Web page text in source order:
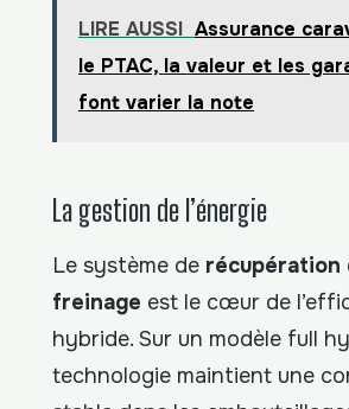
LIRE AUSSI Assurance
le PTAC, la valeur et les
font varier la note
La gestion de l’énergie
Le système de récupération
freinage est le cœur de
hybride. Sur un modèle full
technologie maintient une